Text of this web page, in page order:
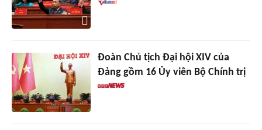
Đoàn Chủ tịch Đại hội XIV của
Đảng gồm 16 Ủy viên Bộ Chính trị